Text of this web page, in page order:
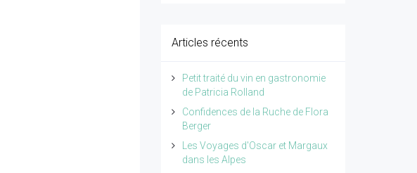
Articles récents
Petit traité du vin en gastronomie
de Patricia Rolland
Confidences de la Ruche de Flora
Berger
Les Voyages d'Oscar et Margaux
dans les Alpes